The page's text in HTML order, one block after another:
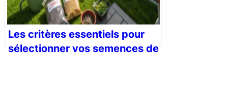
Les critères essentiels pour
sélectionner vos semences de